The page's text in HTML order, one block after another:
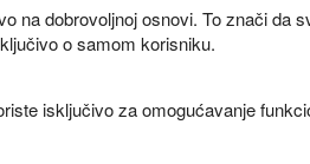
na dobrovoljnoj osnovi. To znači da
o samom korisniku.
isključivo za omogućavanje